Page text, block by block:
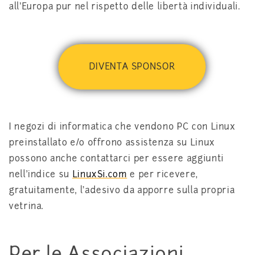
all'Europa pur nel rispetto delle libertà individuali.
DIVENTA SPONSOR
I negozi di informatica che vendono PC con Linux
preinstallato e/o offrono assistenza su Linux
possono anche contattarci per essere aggiunti
nell'indice su LinuxSi.com e per ricevere,
gratuitamente, l'adesivo da apporre sulla propria
vetrina.